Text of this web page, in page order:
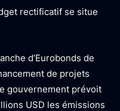
rectificatif se situe
d’Eurobonds de
de projets
gouvernement prévoit
USD les émissions